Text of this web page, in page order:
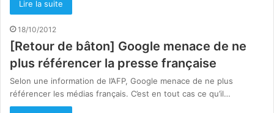
Lire la suite
18/10/2012
[Retour de bâton] Google menace de ne
plus référencer la presse française
Selon une information de l’AFP, Google menace de ne plus
référencer les médias français. C’est en tout cas ce qu’il…